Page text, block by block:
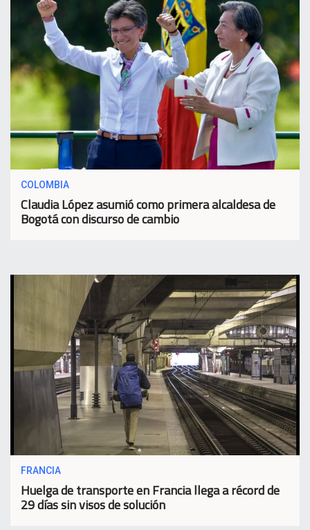
COLOMBIA
Claudia López asumió como primera alcaldesa de
Bogotá con discurso de cambio
FRANCIA
Huelga de transporte en Francia llega a récord de
29 días sin visos de solución